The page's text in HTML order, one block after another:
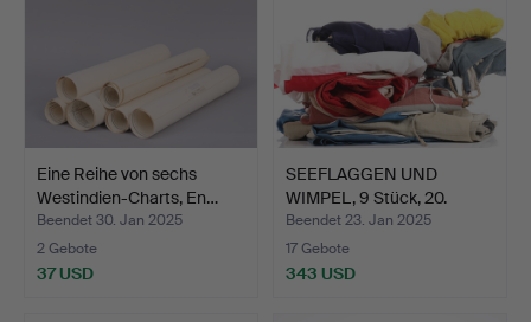
Eine Reihe von sechs
Westindien-Charts, En…
Beendet 30. Jan 2025
2 Gebote
37 USD
SEEFLAGGEN UND
WIMPEL, 9 Stück, 20.
Jahrhu…
Beendet 23. Jan 2025
17 Gebote
343 USD